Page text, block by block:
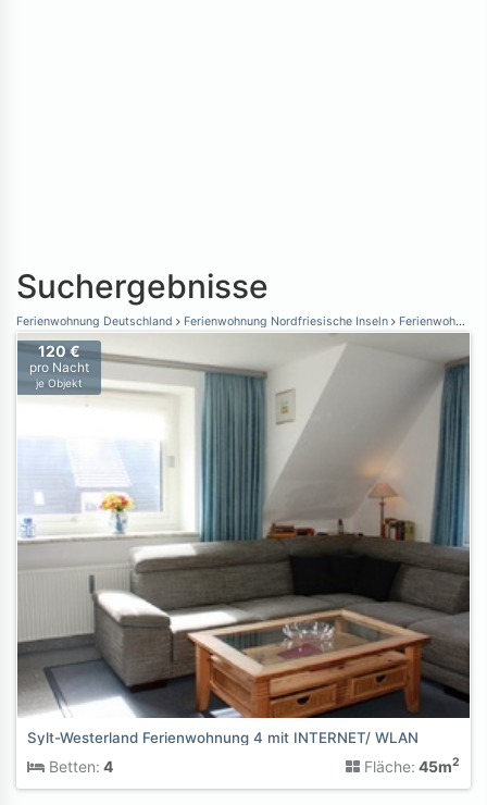
Suchergebnisse
Ferienwohnung Deutschland Ferienwohnung Nordfriesische Inseln Ferienwohnung Sylt
120 €
pro Nacht
je Objekt
Sylt-Westerland Ferienwohnung 4 mit INTERNET/ WLAN
Betten: 4 Fläche: 45m2